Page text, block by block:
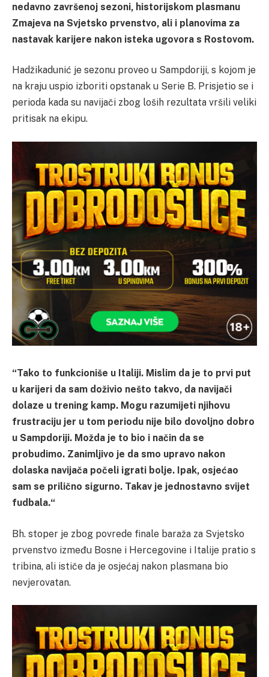
nedavno završenoj sezoni, historijskom plasmanu
Zmajeva na Svjetsko prvenstvo, ali i planovima za
nastavak karijere nakon isteka ugovora s Rostovom.
Hadžikadunić je sezonu proveo u Sampdoriji, s kojom je
na kraju uspio izboriti opstanak u Serie B. Prisjetio se i
perioda kada su navijači zbog loših rezultata vršili veliki
pritisak na ekipu.
“Tako to funkcioniše u Italiji. Mislim da je to prvi put
u karijeri da sam doživio nešto takvo, da navijači
dolaze u trening kamp. Mogu razumijeti njihovu
frustraciju jer u tom periodu nije bilo dovoljno dobro
u Sampdoriji. Možda je to bio i način da se
probudimo. Zanimljivo je da smo upravo nakon
dolaska navijača počeli igrati bolje. Ipak, osjećao
sam se prilično sigurno. Takav je jednostavno svijet
fudbala.“
Bh. stoper je zbog povrede finale baraža za Svjetsko
prvenstvo između Bosne i Hercegovine i Italije pratio s
tribina, ali ističe da je osjećaj nakon plasmana bio
nevjerovatan.